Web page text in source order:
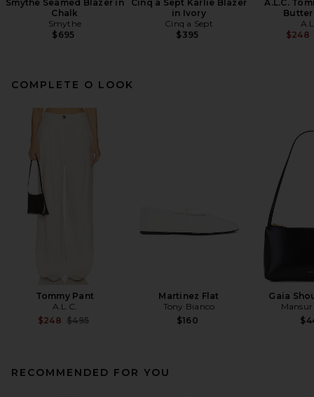
Smythe Seamed Blazer in
Chalk
Smythe
$695
Cinq a Sept Karlie Blazer
in Ivory
Cinq a Sept
$395
A.L.C.
$248
COMPLETE O LOOK
Tommy Pant
A.L.C.
$248 Previous price:
$495
Martinez Flat
Tony Bianco
$160
Gaia
RECOMMENDED FOR YOU